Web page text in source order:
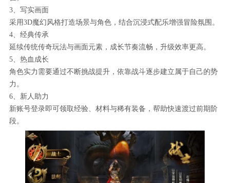
3、写实画面
采用3D魔幻风格打造场景与角色，结合沉浸式配乐增强冒险氛围。
4、经典传承
延续传统传奇玩法与画面元素，成长节奏流畅，升级效率更高。
5、热血成长
角色实力需要通过不断挑战提升，依靠战斗逐步建立属于自己的势
力。
6、新人助力
新账号登录即可领取经验、材料与稀有装备，帮助快速渡过前期阶
段。